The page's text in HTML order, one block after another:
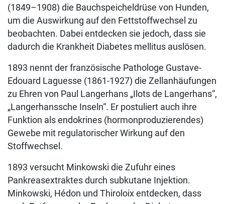
(1849–1908) die Bauchspeicheldrüse von Hunden,
um die Auswirkung auf den Fettstoffwechsel zu
beobachten. Dabei entdecken sie jedoch, dass sie
dadurch die Krankheit Diabetes mellitus auslösen.
1893 nennt der französische Pathologe Gustave-
Edouard Laguesse (1861-1927) die Zellanhäufungen
zu Ehren von Paul Langerhans „Ilots de Langerhans“,
„Langerhanssche Inseln“. Er postuliert auch ihre
Funktion als endokrines (hormonproduzierendes)
Gewebe mit regulatorischer Wirkung auf den
Stoffwechsel.
1893 versucht Minkowski die Zufuhr eines
Pankreasextraktes durch subkutane Injektion.
Minkowski, Hédon und Thiroloix entdecken, dass